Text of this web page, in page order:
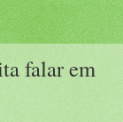
falar em